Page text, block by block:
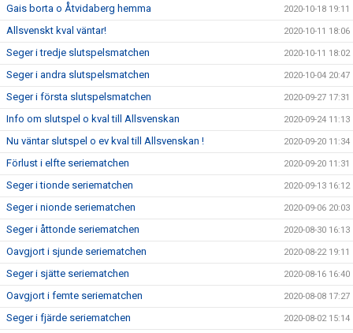
Gais borta o Åtvidaberg hemma 2020-10-18 19:11
Allsvenskt kval väntar! 2020-10-11 18:06
Seger i tredje slutspelsmatchen 2020-10-11 18:02
Seger i andra slutspelsmatchen 2020-10-04 20:47
Seger i första slutspelsmatchen 2020-09-27 17:31
Info om slutspel o kval till Allsvenskan 2020-09-24 11:13
Nu väntar slutspel o ev kval till Allsvenskan ! 2020-09-20 11:34
Förlust i elfte seriematchen 2020-09-20 11:31
Seger i tionde seriematchen 2020-09-13 16:12
Seger i nionde seriematchen 2020-09-06 20:03
Seger i åttonde seriematchen 2020-08-30 16:13
Oavgjort i sjunde seriematchen 2020-08-22 19:11
Seger i sjätte seriematchen 2020-08-16 16:40
Oavgjort i femte seriematchen 2020-08-08 17:27
Seger i fjärde seriematchen 2020-08-02 15:14